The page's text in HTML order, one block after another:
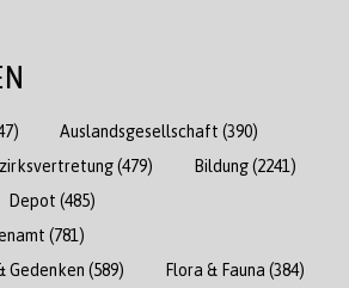
Auslandsgesellschaft (390)
(479) Bildung(2241)
Depot (485)
(781)
Gedenken (589) Flora & Fauna (384)